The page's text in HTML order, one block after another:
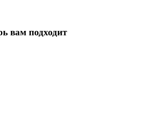
вам подходит